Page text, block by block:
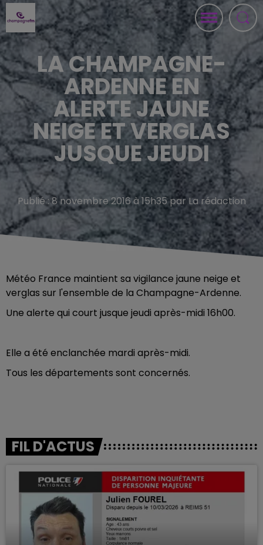
LA CHAMPAGNE-
ARDENNE EN
ALERTE JAUNE
NEIGE ET VERGLAS
JUSQUE JEUDI
Publié : 8 novembre 2016 à 15h35 par La rédaction
Météo France maintient sa vigilance jaune neige et
verglas sur l'ensemble de la Champagne-Ardenne.
Une alerte qui court jusque jeudi après-midi 16h00.
Elle a été enclanchée mardi après-midi.
Tous les départements sont concernés.
FIL D'ACTUS